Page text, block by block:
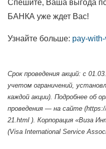
Спешите, Ваша выгода
БАНКА уже ждет Вас!
Узнайте больше: pay-
Срок проведения акций: с
учетом ограничений,
каждой акции). Подробнее об
проведения — на сайте
21.html ). Корпорация «Виза
(Visa International Service